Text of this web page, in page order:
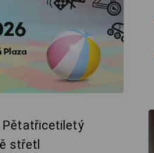
Pětatřicetiletý
střetl